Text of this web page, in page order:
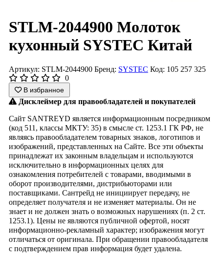
STLM-2044900 Молоток
кухонный SYSTEC Китай
Артикул: STLM-2044900 Бренд: SYSTEC Код: 105 257 325
0
В избранное
Дисклеймер для правообладателей и покупателей
Сайт SANTREYD является информационным посредником
(код 511, классы МКТУ: 35) в смысле ст. 1253.1 ГК РФ, не
являясь правообладателем товарных знаков, логотипов и
изображений, представленных на Сайте. Все эти объекты
принадлежат их законным владельцам и используются
исключительно в информационных целях для
ознакомления потребителей с товарами, вводимыми в
оборот производителями, дистрибьюторами или
поставщиками. Сантрейд не инициирует передачу, не
определяет получателя и не изменяет материалы. Он не
знает и не должен знать о возможных нарушениях (п. 2 ст.
1253.1). Цены не являются публичной офертой, носят
информационно-рекламный характер; изображения могут
отличаться от оригинала. При обращении правообладателя
с подтверждением прав информация будет удалена.